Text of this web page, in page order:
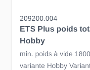
209200.004
ETS Plus poids
Hobby
min. poids à vide
variante Hobby